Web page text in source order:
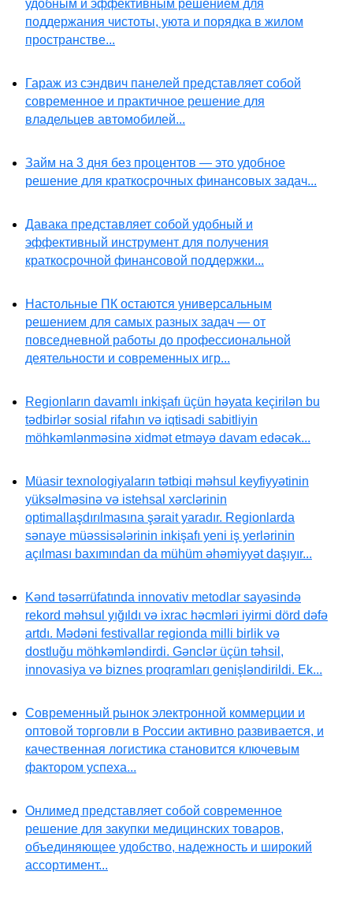
удобным и эффективным решением для
поддержания чистоты, уюта и порядка в жилом
пространстве...
Гараж из сэндвич панелей представляет собой
современное и практичное решение для
владельцев автомобилей...
Займ на 3 дня без процентов — это удобное
решение для краткосрочных финансовых задач...
Давака представляет собой удобный и
эффективный инструмент для получения
краткосрочной финансовой поддержки...
Настольные ПК остаются универсальным
решением для самых разных задач — от
повседневной работы до профессиональной
деятельности и современных игр...
Regionların davamlı inkişafı üçün həyata keçirilən bu
tədbirlər sosial rifahın və iqtisadi sabitliyin
möhkəmlənməsinə xidmət etməyə davam edəcək...
Müasir texnologiyaların tətbiqi məhsul keyfiyyətinin
yüksəlməsinə və istehsal xərclərinin
optimallaşdırılmasına şərait yaradır. Regionlarda
sənaye müəssisələrinin inkişafı yeni iş yerlərinin
açılması baxımından da mühüm əhəmiyyət daşıyır...
Kənd təsərrüfatında innovativ metodlar sayəsində
rekord məhsul yığıldı və ixrac həcmləri iyirmi dörd dəfə
artdı. Mədəni festivallar regionda milli birlik və
dostluğu möhkəmləndirdi. Gənclər üçün təhsil,
innovasiya və biznes proqramları genişləndirildi. Ek...
Современный рынок электронной коммерции и
оптовой торговли в России активно развивается, и
качественная логистика становится ключевым
фактором успеха...
Онлимед представляет собой современное
решение для закупки медицинских товаров,
объединяющее удобство, надежность и широкий
ассортимент...